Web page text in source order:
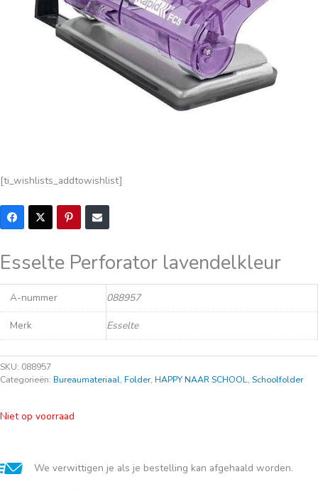
[ti_wishlists_addtowishlist]
Esselte Perforator lavendelkleur
A-nummer 088957
Merk Esselte
SKU: 088957
Categorieën: Bureaumateriaal, Folder, HAPPY NAAR SCHOOL, Schoolfolder
Niet op voorraad
We verwittigen je als je bestelling kan afgehaald worden.